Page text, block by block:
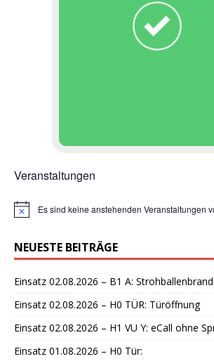
Veranstaltungen
H
w
e
s
Es sind keine anstehenden Veranstaltungen
NEUESTE BEITRÄGE
Einsatz 02.08.2026 – B1 A: Strohballenbrand
Einsatz 02.08.2026 – H0 TÜR: Türöffnung
Einsatz 02.08.2026 – H1 VU Y: eCall ohne
Einsatz 01.08.2026 – H0 Tür: